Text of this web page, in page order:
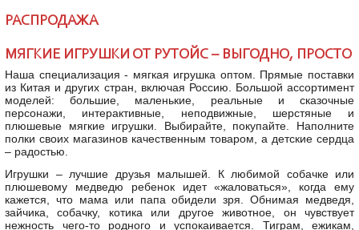
РАСПРОДАЖА
МЯГКИЕ ИГРУШКИ ОТ РУТОЙС – ВЫГОДНО, ПРОСТО
Наша специализация - мягкая игрушка оптом. Прямые поставки
из Китая и других стран, включая Россию. Большой ассортимент
моделей: большие, маленькие, реальные и сказочные
персонажи, интерактивные, неподвижные, шерстяные и
плюшевые мягкие игрушки. Выбирайте, покупайте. Наполните
полки своих магазинов качественным товаром, а детские сердца
– радостью.
Игрушки – лучшие друзья малышей. К любимой собачке или
плюшевому медведю ребенок идет «жаловаться», когда ему
кажется, что мама или папа обидели зря. Обнимая медведя,
зайчика, собачку, котика или другое животное, он чувствует
нежность чего-то родного и успокаивается. Тиграм, ежикам,